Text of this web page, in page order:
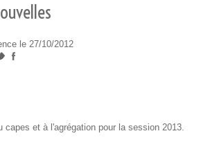
le 27/10/2012
et à l'agrégation pour la session 2013.